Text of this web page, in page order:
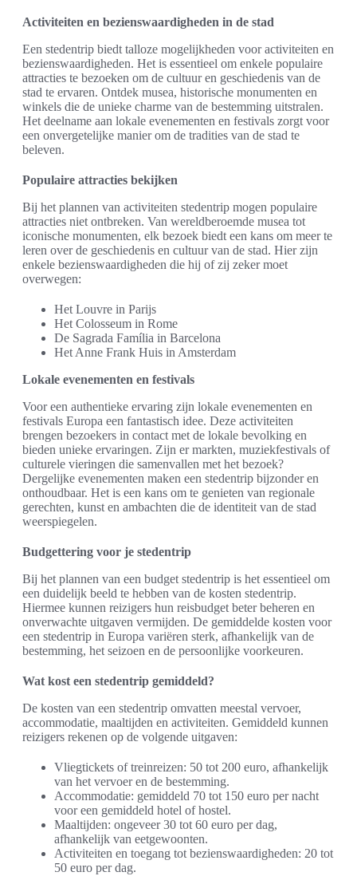
Activiteiten en bezienswaardigheden in de stad
Een stedentrip biedt talloze mogelijkheden voor activiteiten en
bezienswaardigheden. Het is essentieel om enkele populaire
attracties te bezoeken om de cultuur en geschiedenis van de
stad te ervaren. Ontdek musea, historische monumenten en
winkels die de unieke charme van de bestemming uitstralen.
Het deelname aan lokale evenementen en festivals zorgt voor
een onvergetelijke manier om de tradities van de stad te
beleven.
Populaire attracties bekijken
Bij het plannen van activiteiten stedentrip mogen populaire
attracties niet ontbreken. Van wereldberoemde musea tot
iconische monumenten, elk bezoek biedt een kans om meer te
leren over de geschiedenis en cultuur van de stad. Hier zijn
enkele bezienswaardigheden die hij of zij zeker moet
overwegen:
Het Louvre in Parijs
Het Colosseum in Rome
De Sagrada Família in Barcelona
Het Anne Frank Huis in Amsterdam
Lokale evenementen en festivals
Voor een authentieke ervaring zijn lokale evenementen en
festivals Europa een fantastisch idee. Deze activiteiten
brengen bezoekers in contact met de lokale bevolking en
bieden unieke ervaringen. Zijn er markten, muziekfestivals of
culturele vieringen die samenvallen met het bezoek?
Dergelijke evenementen maken een stedentrip bijzonder en
onthoudbaar. Het is een kans om te genieten van regionale
gerechten, kunst en ambachten die de identiteit van de stad
weerspiegelen.
Budgettering voor je stedentrip
Bij het plannen van een budget stedentrip is het essentieel om
een duidelijk beeld te hebben van de kosten stedentrip.
Hiermee kunnen reizigers hun reisbudget beter beheren en
onverwachte uitgaven vermijden. De gemiddelde kosten voor
een stedentrip in Europa variëren sterk, afhankelijk van de
bestemming, het seizoen en de persoonlijke voorkeuren.
Wat kost een stedentrip gemiddeld?
De kosten van een stedentrip omvatten meestal vervoer,
accommodatie, maaltijden en activiteiten. Gemiddeld kunnen
reizigers rekenen op de volgende uitgaven:
Vliegtickets of treinreizen: 50 tot 200 euro, afhankelijk
van het vervoer en de bestemming.
Accommodatie: gemiddeld 70 tot 150 euro per nacht
voor een gemiddeld hotel of hostel.
Maaltijden: ongeveer 30 tot 60 euro per dag,
afhankelijk van eetgewoonten.
Activiteiten en toegang tot bezienswaardigheden: 20 tot
50 euro per dag.